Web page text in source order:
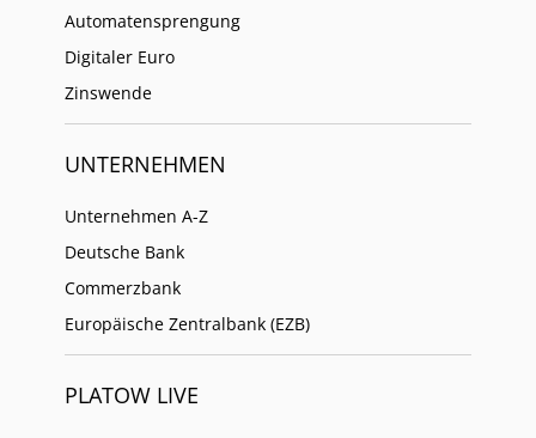
Automatensprengung
Digitaler Euro
Zinswende
UNTERNEHMEN
Unternehmen A-Z
Deutsche Bank
Commerzbank
Europäische Zentralbank (EZB)
PLATOW LIVE